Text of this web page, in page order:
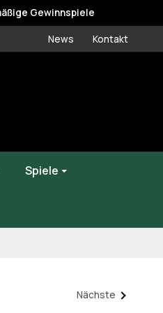
Gewinnspiele
News Kontakt
Spiele
Nächste